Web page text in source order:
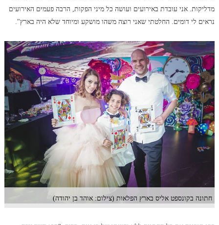
מדליקות. אני עובדת באירועים ועושה כל מיני הפקות, הרבה פעמים האירועים
נראים לי דומים. החלטתי שאני רוצה משהו מושקע ומיוחד שלא היה בארץ".
חתונה בקונספט אליס בארץ הפלאות (צילום: אוהד בן יהודה)